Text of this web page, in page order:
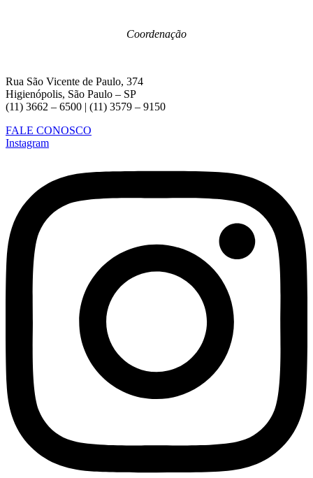
Coordenação
Rua São Vicente de Paulo, 374
Higienópolis, São Paulo – SP
(11) 3662 – 6500 | (11) 3579 – 9150
FALE CONOSCO
Instagram